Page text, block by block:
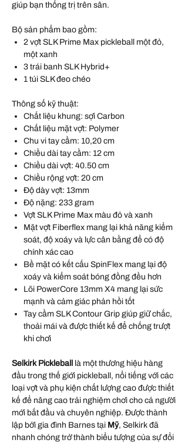
giúp bạn thống trị trên sân.
Bộ sản phẩm bao gồm:
2 vợt SLK Prime Max pickleball một đỏ,
một xanh
3 trái banh SLK Hybrid+
1 túi SLK đeo chéo
Thông số kỹ thuật:
Chất liệu khung: sợi Carbon
Chất liệu mặt vợt: Polymer
Chu vi tay cầm: 10,20 cm
Chiều dài tay cầm: 12 cm
Chiều dài vợt: 40.50 cm
Chiều rộng vợt: 20 cm
Độ dày vợt: 13mm
Độ nặng: 233 gram
Vợt SLK Prime Max màu đỏ và xanh
Mặt vợt Fiberflex mang lại khả năng kiểm
soát, độ xoáy và lực cân bằng để có độ
chính xác cao
Bề mặt có kết cấu SpinFlex mang lại độ
xoáy và kiểm soát bóng đồng đều hơn
Lõi PowerCore 13mm X4 mang lại sức
mạnh và cảm giác phản hồi tốt
Tay cầm SLK Contour Grip giúp giữ chắc,
thoải mái và được thiết kế để chống trượt
khi chơi
Selkirk Pickleball
là một thương hiệu hàng
đầu trong thế giới pickleball, nổi tiếng với các
loại vợt và phụ kiện chất lượng cao được thiết
kế để nâng cao trải nghiệm chơi cho cả người
mới bắt đầu và chuyên nghiệp. Được thành
lập bởi gia đình Barnes tại Mỹ, Selkirk đã
nhanh chóng trở thành biểu tượng của sự đổi